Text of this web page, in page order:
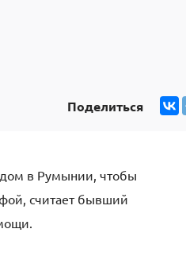
Поделиться
дом в Румынии, чтобы
считает бывший